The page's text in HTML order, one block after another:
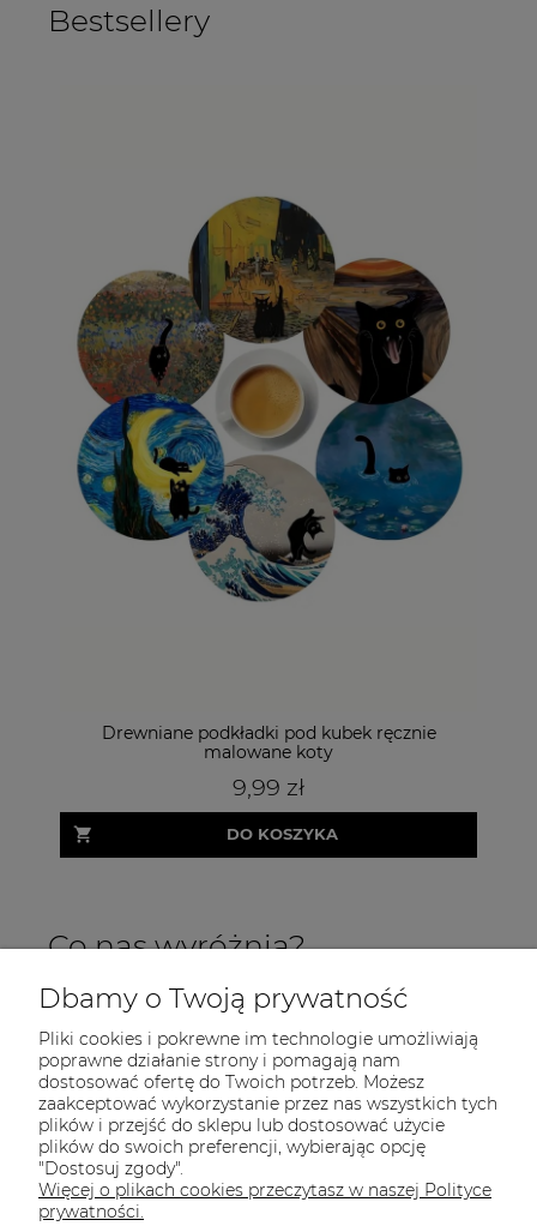
Bestsellery
Drewniane podkładki pod kubek ręcznie
malowane koty
9,99 zł
DO KOSZYKA
Co nas wyróżnia?
INFORMACJE
Dbamy o Twoją prywatność
Pliki cookies i pokrewne im technologie umożliwiają
poprawne działanie strony i pomagają nam
dostosować ofertę do Twoich potrzeb. Możesz
zaakceptować wykorzystanie przez nas wszystkich tych
plików i przejść do sklepu lub dostosować użycie
plików do swoich preferencji, wybierając opcję
"Dostosuj zgody".
Więcej o plikach cookies przeczytasz w naszej Polityce
prywatności.